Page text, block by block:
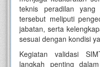
teknis peradilan
tersebut meliputi
jabatan, serta
sesuai dengan kondisi
Kegiatan validasi
langkah penting